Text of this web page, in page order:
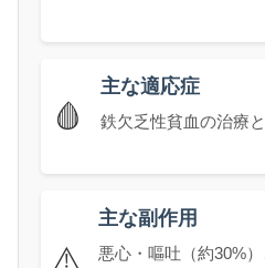
🩸
主な適応症
鉄欠乏性貧血の治療
⚠️
主な副作用
悪心・嘔吐（約30%